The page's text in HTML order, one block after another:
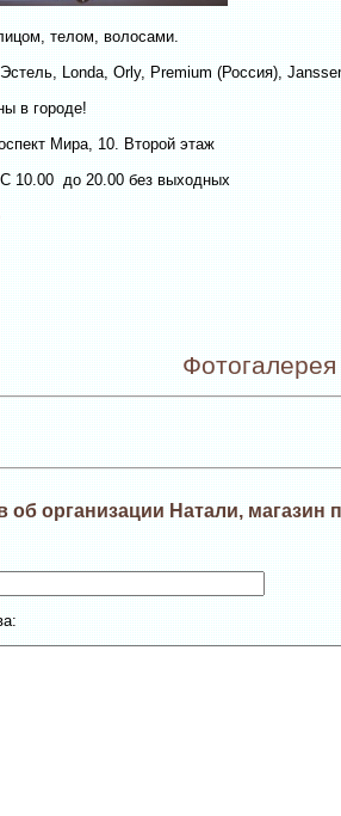
телом, волосами.
Londa, Orly, Premium (Россия),
в городе!
Мира, 10. Второй этаж
10.00 до 20.00 без выходных
Фотогалерея
об организации Натали, магазин